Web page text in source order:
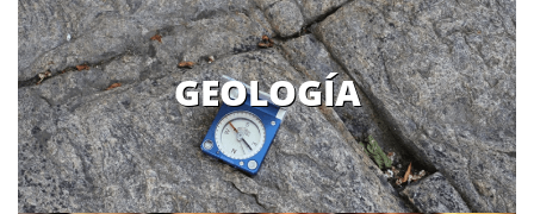
GEOLOGÍA